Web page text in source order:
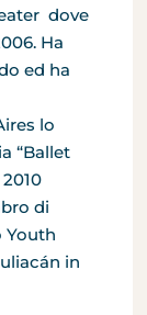
dove
Ha
ed ha
lo
“Ballet
di
Youth
in